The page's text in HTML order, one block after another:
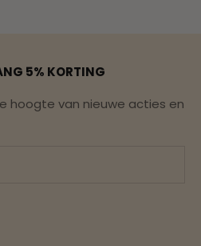
5% KORTING
hoogte van nieuwe acties en